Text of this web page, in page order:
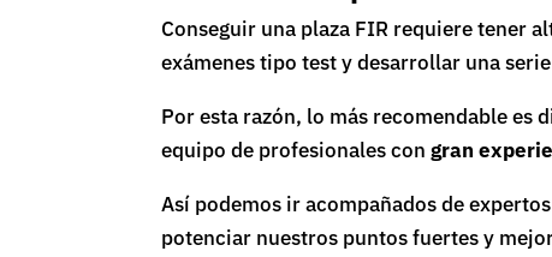
Conseguir una plaza FIR requiere tener
exámenes tipo test y desarrollar una
Por esta razón, lo más recomendable es
equipo de profesionales congran
Así podemos ir acompañados de
potenciar nuestros puntos fuertes y